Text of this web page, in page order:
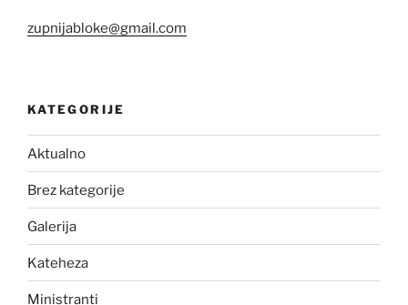
zupnijabloke@gmail.com
KATEGORIJE
Aktualno
Brez kategorije
Galerija
Kateheza
Ministranti